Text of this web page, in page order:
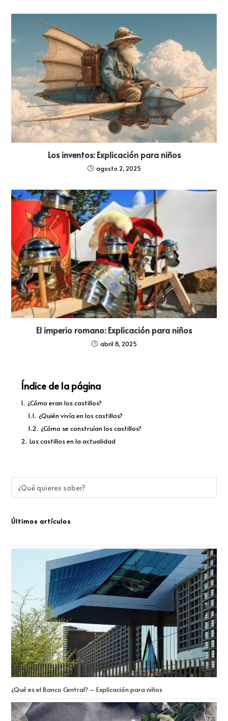
Los inventos: Explicación para niños
agosto 2, 2025
El imperio romano: Explicación para niños
abril 8, 2025
Índice de la página
1. ¿Cómo eran los castillos?
1.1. ¿Quién vivía en los castillos?
1.2. ¿Cómo se construían los castillos?
2. Los castillos en la actualidad
Últimos artículos
¿Qué es el Banco Central? – Explicación para niños